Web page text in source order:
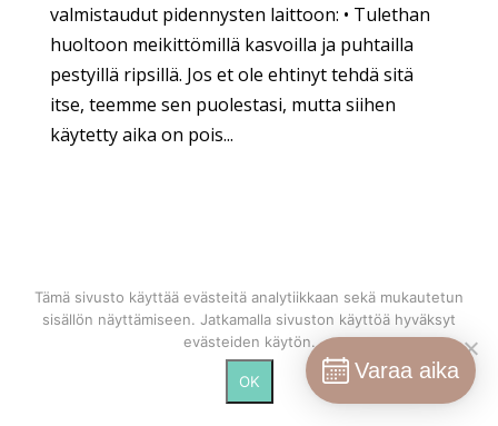
valmistaudut pidennysten laittoon: • Tulethan
huoltoon meikittömillä kasvoilla ja puhtailla
pestyillä ripsillä. Jos et ole ehtinyt tehdä sitä
itse, teemme sen puolestasi, mutta siihen
käytetty aika on pois...
lokakuu 2024
Yleinen
Tämä sivusto käyttää evästeitä analytiikkaan sekä mukautetun
sisällön näyttämiseen. Jatkamalla sivuston käyttöä hyväksyt
evästeiden käytön.
OK Varaa aika